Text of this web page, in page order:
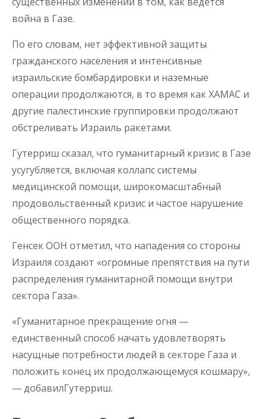
война в Газе.
По его словам, нет эффективной защиты
гражданского населения и интенсивные
израильские бомбардировки и наземные
операции продолжаются, в то время как ХАМАС и
другие палестинские группировки продолжают
обстреливать Израиль ракетами.
Гутерриш сказал, что гуманитарный кризис в Газе
усугубляется, включая коллапс системы
медицинской помощи, широкомасштабный
продовольственный кризис и частое нарушение
общественного порядка.
Генсек ООН отметил, что нападения со стороны
Израиля создают «огромные препятствия на пути
распределения гуманитарной помощи внутри
сектора Газа».
«Гуманитарное прекращение огня —
единственный способ начать удовлетворять
насущные потребности людей в секторе Газа и
положить конец их продолжающемуся кошмару»,
— добавилГутерриш.